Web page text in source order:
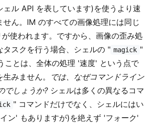
ェル API を表しています)を使うより速
せん。IM のすべての画像処理には同じ
使われます。ですから、画像の歪み処
タスクを行う場合、シェルの " magick "
ことは、全体の処理 '速度' という点で
みません。
では、なぜコマンドライン
でしょうか? シェルは多くの異なるコマ
" コマンドだけでなく、シェルにはい
ン' もありますが)を絶えず 'フォーク'